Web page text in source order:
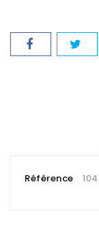
Référence